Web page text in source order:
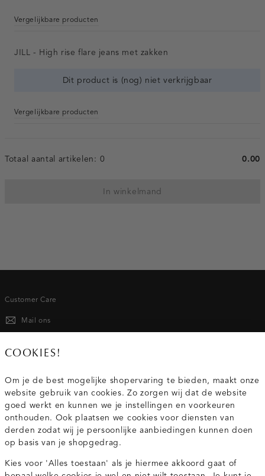
Vergelijkbare producten
JILL - High rise flare jeans met zakken
Dit product is (nog) niet verkrijgbaar
Vergelijkbare producten
Totaal aantal artikelen: 0 0.00
In winkelmand
Customer Care
Mail ons
Service
Wij zijn Costes
Topcategorieën voor jou
COOKIES!
Om je de best mogelijke shopervaring te bieden, maakt onze
website gebruik van cookies. Zo zorgen wij dat de website
goed werkt en kunnen we je instellingen en voorkeuren
onthouden. Ook plaatsen we cookies voor diensten van
derden zodat wij je persoonlijke aanbiedingen kunnen doen
op basis van je shopgedrag.
Kies voor 'Alles toestaan' als je hiermee akkoord gaat of